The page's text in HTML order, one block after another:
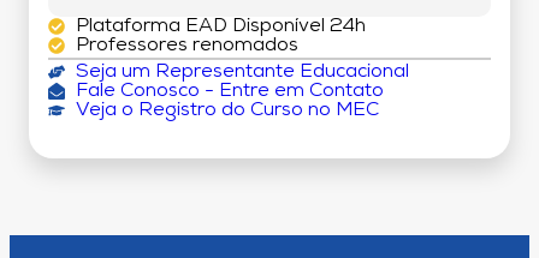
Plataforma EAD Disponível 24h
Professores renomados
Seja um Representante Educacional
Fale Conosco - Entre em Contato
Veja o Registro do Curso no MEC